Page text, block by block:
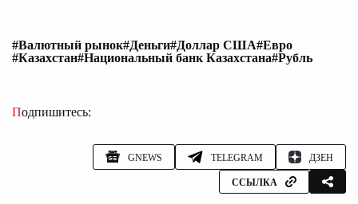
#Валютный рынок#Деньги#Доллар США#Евро
#Казахстан#Национальный банк Казахстана#Рубль
Подпишитесь:
GNEWS TELEGRAM ДЗЕН
ССЫЛКА